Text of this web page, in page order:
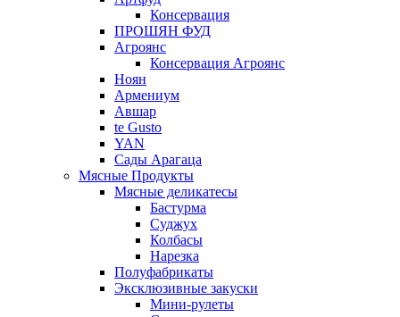
Консервация
ПРОШЯН ФУД
Агроянс
Консервация Агроянс
Ноян
Армениум
Авшар
te Gusto
YAN
Сады Арагаца
Мясные Продукты
Мясные деликатесы
Бастурма
Суджух
Колбасы
Нарезка
Полуфабрикаты
Эксклюзивные закуски
Мини-рулеты